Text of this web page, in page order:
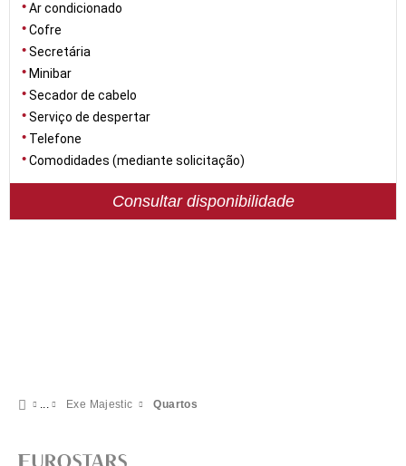
Ar condicionado
Cofre
Secretária
Minibar
Secador de cabelo
Serviço de despertar
Telefone
Comodidades (mediante solicitação)
Consultar disponibilidade
Exe Majestic Quartos